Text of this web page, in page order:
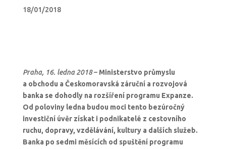
18/01/2018
Praha, 16. ledna 2018– Ministerstvo průmyslu
a obchodu a Českomoravská záruční a rozvojová
banka se dohodly na rozšíření programu Expanze.
Od poloviny ledna budou moci tento bezúročný
investiční úvěr získat i podnikatelé z cestovního
ruchu, dopravy, vzdělávání, kultury a dalších služeb.
Banka po sedmi měsících od spuštění programu